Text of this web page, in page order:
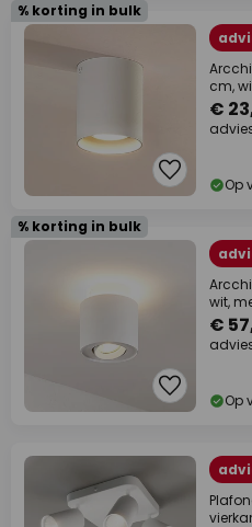
% korting in bulk
cm,
€
Op
% korting in bulk
wit,
€
Op